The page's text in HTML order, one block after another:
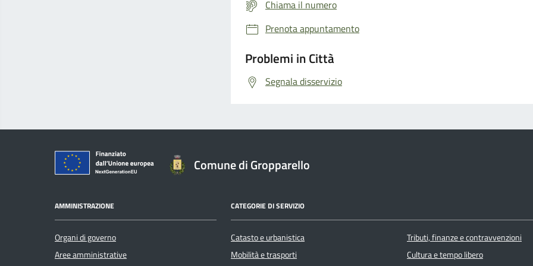
Chiama il numero
Prenota appuntamento
Problemi in Città
Segnala disservizio
Comune di Gropparello
AMMINISTRAZIONE
Organi di governo
Aree amministrative
CATEGORIE DI SERVIZIO
Catasto e urbanistica
Mobilità e trasporti
Tributi, finanze e contravvenzioni
Cultura e tempo libero